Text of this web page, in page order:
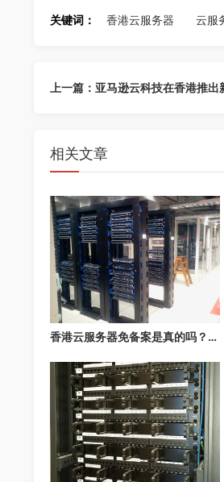
关键词： 香港云服务器 云服
上一篇：亚马逊云科技在香港推
相关文章
香港云服务器免备案是真的吗？2026 年最详细的免备案指南，3 分钟快速上线